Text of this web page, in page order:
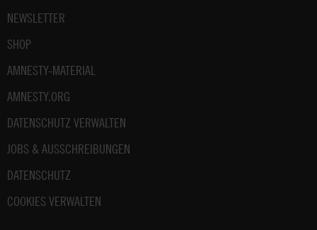
NEWSLETTER
SHOP
AMNESTY-MATERIAL
AMNESTY.ORG
DATENSCHUTZ VERWALTEN
JOBS & AUSSCHREIBUNGEN
DATENSCHUTZ
COOKIES VERWALTEN